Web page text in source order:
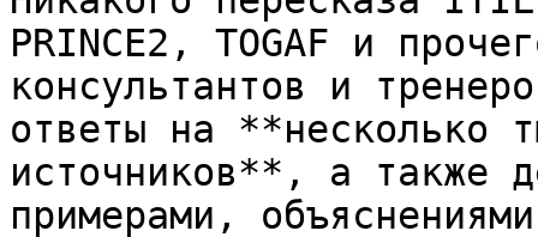
PRINCE2, TOGAF и
консультантов и
ответы на **несколько
источников**, а также
примерами,